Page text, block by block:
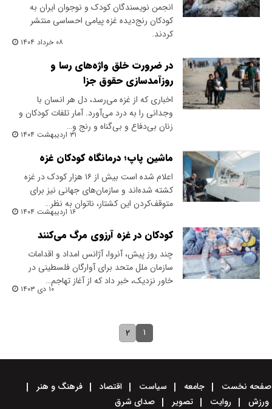
انجمن نویسندگان کودک و نوجوان ایران به
کودکان رنج‌دیده غزه پیامی احساسی منتشر
کردند.
۰۸ خرداد ۱۴۰۴
در ضرورت خلق واژه‌های رسا و
روزآمدسازی حقوق جزا
اخباری که از غزه می‌رسد، دل هر انسان با
وجدانی را به درد می‌آورد. آمار تلفات کودکان و
زنان بی‌دفاع و بی‌گناه و رنج و…
۳۱ اردیبهشت ۱۴۰۴
ماشین پاپ؛ درمانگاه کودکان غزه
اعلام شده است بیش از ۱۶ هزار کودک در غزه
کشته شده‌اند و سازمان‌های جهانی نیز برای
متوقف‌کردن این کشتار، ناتوان به نظر…
۱۶ اردیبهشت ۱۴۰۴
کودکان در غزه آرزوی مرگ می‌کنند
چند روز پیش، آنروا، آژانس امداد و اقدامات
سازمان ملل متحد برای آوارگان فلسطینی در
خاور نزدیک، خبر داد که از آغاز تهاجم…
۱۰ دی ۱۴۰۳
۱ ۲
صفحه نخست جامعه سیاست اقتصاد
فرهنگ و هنر
ورزش
روایت تصویر صدای شرق